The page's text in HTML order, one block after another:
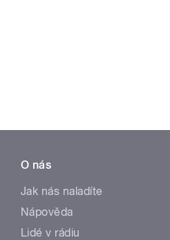
O nás
Jak nás naladíte
Nápověda
Lidé v rádiu